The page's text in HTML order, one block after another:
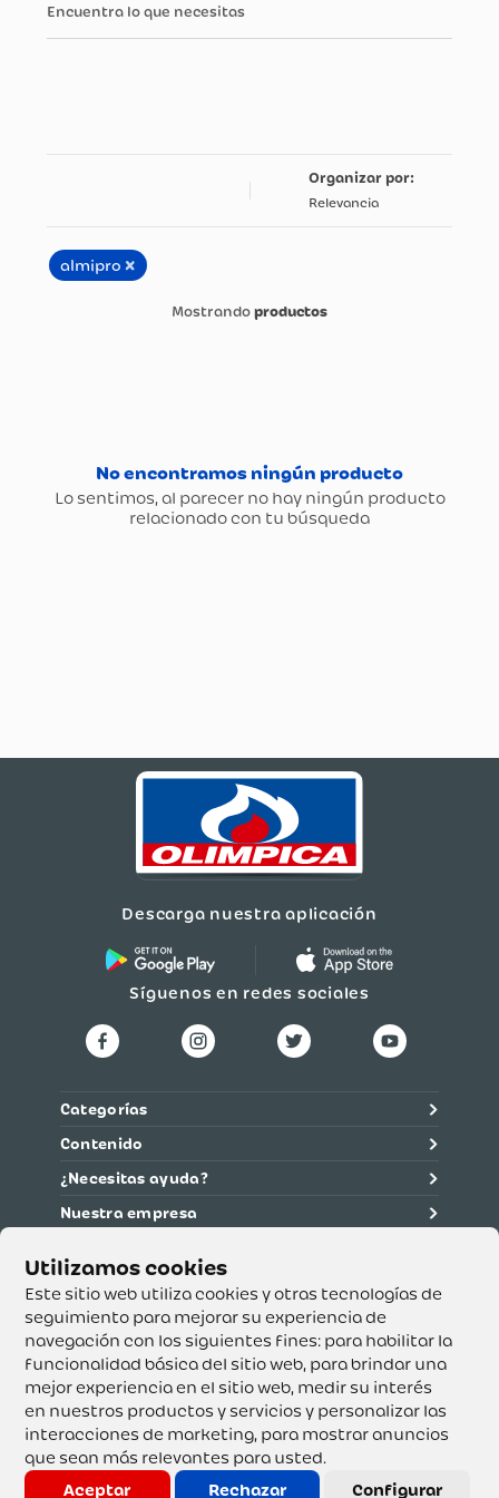
Este sitio web utiliza cookies y otras tecnologías de
seguimiento para mejorar su experiencia de
navegación con los siguientes fines: para habilitar la
funcionalidad básica del sitio web, para brindar una
mejor experiencia en el sitio web, medir su interés
en nuestros productos y servicios y personalizar las
interacciones de marketing, para mostrar anuncios
que sean más relevantes para usted.
Aceptar
Rechazar Configurar
Encuentra lo que necesitas
Relevancia
almipro ×
productos
Descarga nuestra aplicación
Síguenos en redes sociales
Categorías
Contenido
¿Necesitas ayuda?
Nuestra empresa
Supertiendas y Drogería Olímpica S.A. - Nit 890.107.487 -
Dirección de notificación: Calle 53 No. 46-192 local 3-01
Teléfono: 3232540999 - Correo:
servicioalcliente@olimpica.com.co
Copyright o Actualización 2023 OLÍMPICA S.A. Derechos
Reservados.